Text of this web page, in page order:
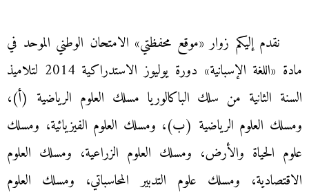
نقدم إليكم زوار «موقع محفظتي» الامتحان الوطني الموحد في
مادة «اللغة الإسبانية» دورة يوليوز الاستدراكية 2014 لتلاميذ
السنة الثانية من سلك الباكالوريا مسلك العلوم الرياضية (أ)،
ومسلك العلوم الرياضية (ب)، ومسلك العلوم الفيزيائية، ومسلك
علوم الحياة والأرض، ومسلك العلوم الزراعية، ومسلك العلوم
الاقتصادية، ومسلك علوم التدبير المحاسباتي، ومسلك العلوم